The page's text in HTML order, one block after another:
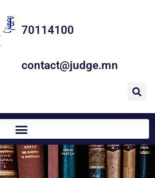
70114100
contact@judge.mn